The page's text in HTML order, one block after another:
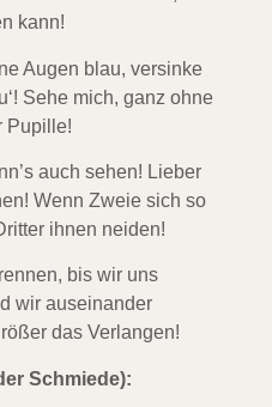
kann!
Augen blau, versinke
Sehe mich, ganz ohne
Pupille!
auch sehen! Lieber
Wenn Zweie sich so
ihnen neiden!
bis wir uns
wir auseinander
das Verlangen!
Schmiede):